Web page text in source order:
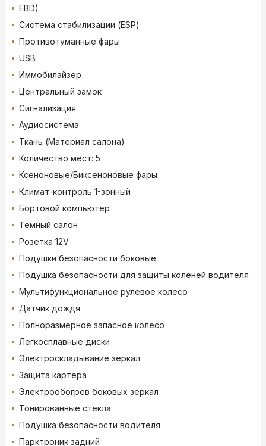
EBD)
Система стабилизации (ESP)
Противотуманные фары
USB
Иммобилайзер
Центральный замок
Сигнализация
Аудиосистема
Ткань (Материал салона)
Количество мест: 5
Ксеноновые/Биксеноновые фары
Климат-контроль 1-зонный
Бортовой компьютер
Темный салон
Розетка 12V
Подушки безопасности боковые
Подушка безопасности для защиты коленей водителя
Мультифункциональное рулевое колесо
Датчик дождя
Полноразмерное запасное колесо
Легкосплавные диски
Электроскладывание зеркал
Защита картера
Электрообогрев боковых зеркал
Тонированные стекла
Подушка безопасности водителя
Парктроник задний